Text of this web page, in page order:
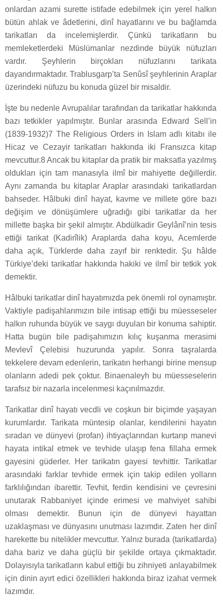
onlardan azami surette istifade edebilmek için yerel halkın
bütün ahlak ve âdetlerini, dinî hayatlarını ve bu bağlamda
tarikatları da incelemişlerdir. Çünkü tarikatların bu
memleketlerdeki Müslümanlar nezdinde büyük nüfuzları
vardır. Şeyhlerin birçokları nüfuzlarını tarikata
dayandırmaktadır. Trablusgarp’ta Senûsî şeyhlerinin Araplar
üzerindeki nüfuzu bu konuda güzel bir misaldir.
İşte bu nedenle Avrupalılar tarafından da tarikatlar hakkında
bazı tetkikler yapılmıştır. Bunlar arasında Edward Sell’in
(1839-1932)7 The Religious Orders in Islam adlı kitabı ile
Hicaz ve Cezayir tarikatları hakkında iki Fransızca kitap
mevcuttur.8 Ancak bu kitaplar da pratik bir maksatla yazılmış
oldukları için tam manasıyla ilmî bir mahiyette değillerdir.
Aynı zamanda bu kitaplar Araplar arasındaki tarikatlardan
bahseder. Hâlbuki dinî hayat, kavme ve millete göre bazı
değişim ve dönüşümlere uğradığı gibi tarikatlar da her
millette başka bir şekil almıştır. Abdülkadir Geylânî’nin tesis
ettiği tarikat (Kadirîlik) Araplarda daha koyu, Acemlerde
daha açık, Türklerde daha zayıf bir renktedir. Şu hâlde
Türkiye’deki tarikatlar hakkında hakiki ve ilmî bir tetkik yok
demektir.
Hâlbuki tarikatlar dinî hayatımızda pek önemli rol oynamıştır.
Vaktiyle padişahlarımızın bile intisap ettiği bu müesseseler
halkın ruhunda büyük ve saygı duyulan bir konuma sahiptir.
Hatta bugün bile padişahımızın kılıç kuşanma merasimi
Mevlevî Çelebisi huzurunda yapılır. Sonra taşralarda
tekkelere devam edenlerin, tarikatın herhangi birine mensup
olanların adedi pek çoktur. Binaenaleyh bu müesseselerin
tarafsız bir nazarla incelenmesi kaçınılmazdır.
Tarikatlar dinî hayatı vecdli ve coşkun bir biçimde yaşayan
kurumlardır. Tarikata müntesip olanlar, kendilerini hayatın
sıradan ve dünyevi (profan) ihtiyaçlarından kurtarıp manevi
hayata intikal etmek ve tevhide ulaşıp fena fillaha ermek
gayesini güderler. Her tarikatın gayesi tevhittir. Tarikatlar
arasındaki farklar tevhide ermek için takip edilen yolların
farklılığından ibarettir. Tevhit, ferdin kendisini ve çevresini
unutarak Rabbaniyet içinde erimesi ve mahviyet sahibi
olması demektir. Bunun için de dünyevi hayattan
uzaklaşması ve dünyasını unutması lazımdır. Zaten her dinî
harekette bu nitelikler mevcuttur. Yalnız burada (tarikatlarda)
daha bariz ve daha güçlü bir şekilde ortaya çıkmaktadır.
Dolayısıyla tarikatların kabul ettiği bu zihniyeti anlayabilmek
için dinin ayırt edici özellikleri hakkında biraz izahat vermek
lazımdır.